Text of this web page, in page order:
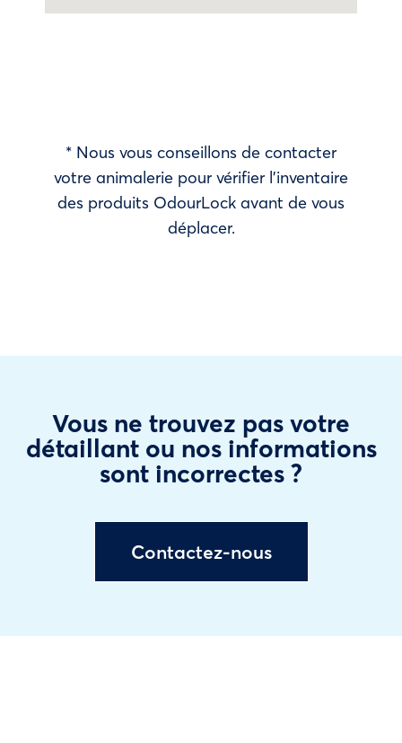
* Nous vous conseillons de contacter
votre animalerie pour vérifier l’inventaire
des produits OdourLock avant de vous
déplacer.
Vous ne trouvez pas votre
détaillant ou nos informations
sont incorrectes ?
Contactez-nous